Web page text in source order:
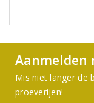
Aanmelden
Mis niet langer de
proeverijen!